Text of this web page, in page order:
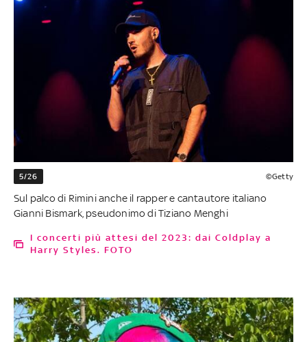
5/26 ©Getty
Sul palco di Rimini anche il rapper e cantautore italiano
Gianni Bismark, pseudonimo di Tiziano Menghi
I concerti più attesi del 2023: dai Coldplay a
Harry Styles. FOTO